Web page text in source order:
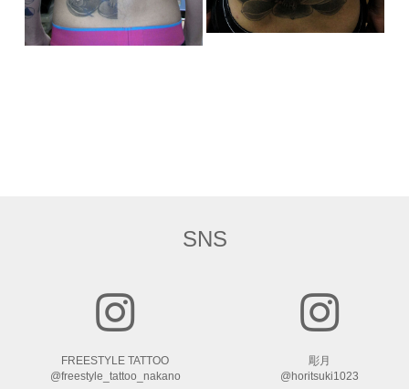
SNS
FREESTYLE TATTOO
@freestyle_tattoo_nakano
彫月
@horitsuki1023